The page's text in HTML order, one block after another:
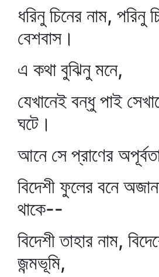
ধরিনু চিনের নাম, পরিনু
বেশবাস।
এ কথা বুঝিনু মনে,
যেখানেই বন্ধু পাই
ঘটে।
আনে সে প্রাণের
বিদেশী ফুলের বনে
থাকে--
বিদেশী তাহার নাম,
জন্মভূমি,